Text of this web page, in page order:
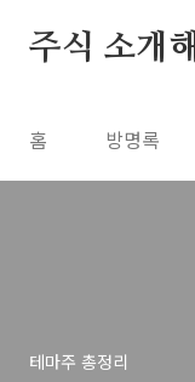
주식 소개
홈 방명록
테마주 총정리